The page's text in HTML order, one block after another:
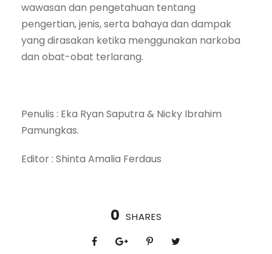
wawasan dan pengetahuan tentang
pengertian, jenis, serta bahaya dan dampak
yang dirasakan ketika menggunakan narkoba
dan obat-obat terlarang.
Penulis : Eka Ryan Saputra & Nicky Ibrahim
Pamungkas.
Editor : Shinta Amalia Ferdaus
0 SHARES